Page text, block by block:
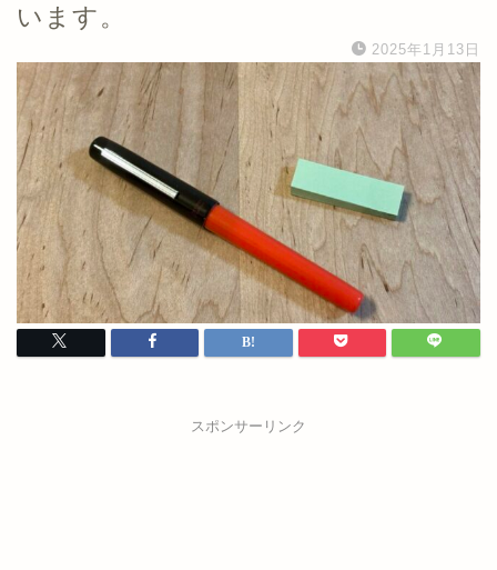
います。
2025年1月13日
スポンサーリンク